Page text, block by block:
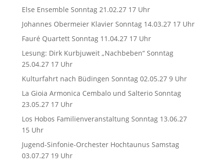
Else Ensemble Sonntag 21.02.27 17 Uhr
Johannes Obermeier Klavier Sonntag 14.03.27 17 Uhr
Fauré Quartett Sonntag 11.04.27 17 Uhr
Lesung: Dirk Kurbjuweit „Nachbeben“ Sonntag
25.04.27 17 Uhr
Kulturfahrt nach Büdingen Sonntag 02.05.27 9 Uhr
La Gioia Armonica Cembalo und Salterio Sonntag
23.05.27 17 Uhr
Los Hobos Familienveranstaltung Sonntag 13.06.27
15 Uhr
Jugend-Sinfonie-Orchester Hochtaunus Samstag
03.07.27 19 Uhr